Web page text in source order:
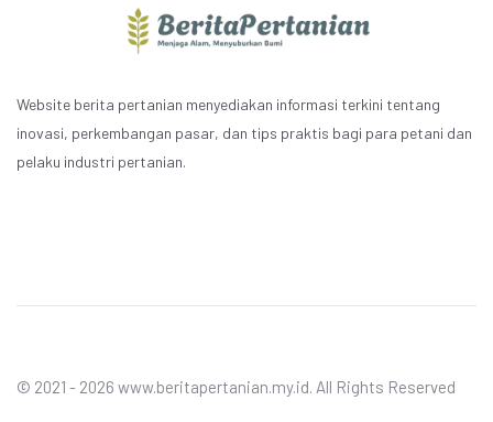
Website berita pertanian menyediakan informasi terkini tentang
inovasi, perkembangan pasar, dan tips praktis bagi para petani dan
pelaku industri pertanian.
© 2021 - 2026 www.beritapertanian.my.id. All Rights Reserved